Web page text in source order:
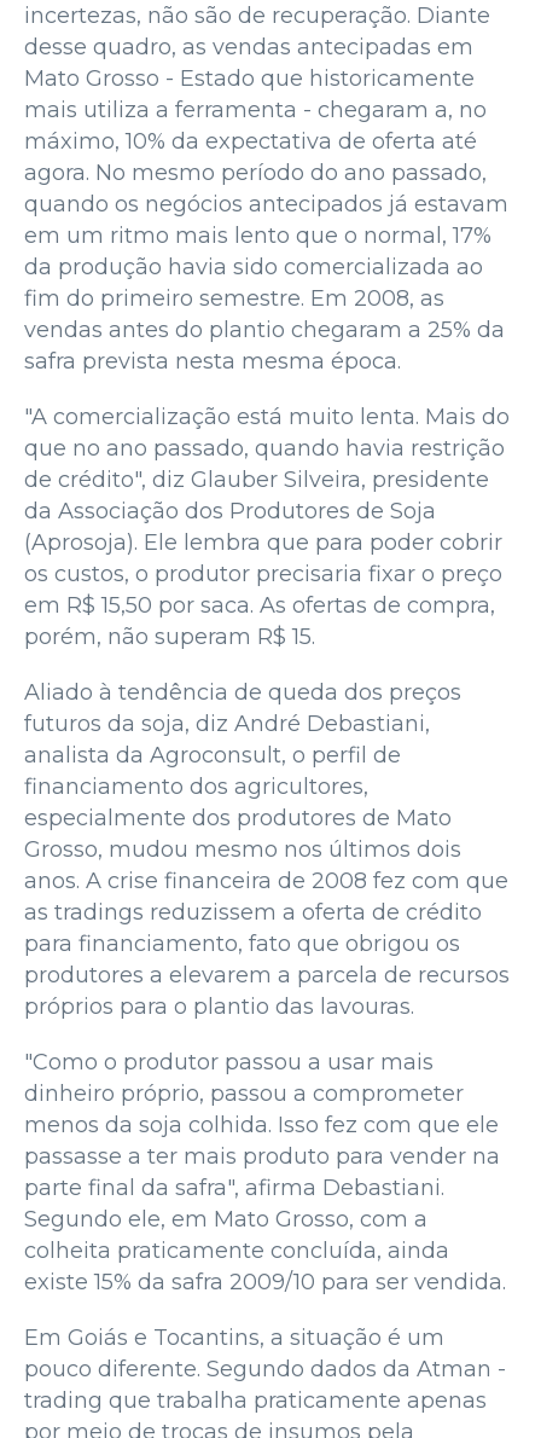
incertezas, não são de recuperação. Diante
desse quadro, as vendas antecipadas em
Mato Grosso - Estado que historicamente
mais utiliza a ferramenta - chegaram a, no
máximo, 10% da expectativa de oferta até
agora. No mesmo período do ano passado,
quando os negócios antecipados já estavam
em um ritmo mais lento que o normal, 17%
da produção havia sido comercializada ao
fim do primeiro semestre. Em 2008, as
vendas antes do plantio chegaram a 25% da
safra prevista nesta mesma época.
"A comercialização está muito lenta. Mais do
que no ano passado, quando havia restrição
de crédito", diz Glauber Silveira, presidente
da Associação dos Produtores de Soja
(Aprosoja). Ele lembra que para poder cobrir
os custos, o produtor precisaria fixar o preço
em R$ 15,50 por saca. As ofertas de compra,
porém, não superam R$ 15.
Aliado à tendência de queda dos preços
futuros da soja, diz André Debastiani,
analista da Agroconsult, o perfil de
financiamento dos agricultores,
especialmente dos produtores de Mato
Grosso, mudou mesmo nos últimos dois
anos. A crise financeira de 2008 fez com que
as tradings reduzissem a oferta de crédito
para financiamento, fato que obrigou os
produtores a elevarem a parcela de recursos
próprios para o plantio das lavouras.
"Como o produtor passou a usar mais
dinheiro próprio, passou a comprometer
menos da soja colhida. Isso fez com que ele
passasse a ter mais produto para vender na
parte final da safra", afirma Debastiani.
Segundo ele, em Mato Grosso, com a
colheita praticamente concluída, ainda
existe 15% da safra 2009/10 para ser vendida.
Em Goiás e Tocantins, a situação é um
pouco diferente. Segundo dados da Atman -
trading que trabalha praticamente apenas
por meio de trocas de insumos pela